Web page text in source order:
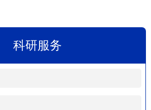
科研服务